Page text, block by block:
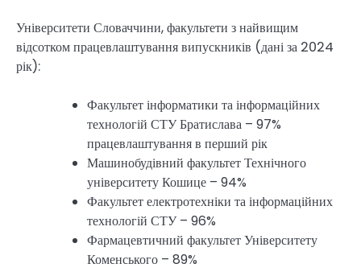
Університети Словаччини, факультети з найвищим
відсотком працевлаштування випускників (дані за 2024
рік):
Факультет інформатики та інформаційних
технологій СТУ Братислава – 97%
працевлаштування в перший рік
Машинобудівний факультет Технічного
університету Кошице – 94%
Факультет електротехніки та інформаційних
технологій СТУ – 96%
Фармацевтичний факультет Університету
Коменського – 89%